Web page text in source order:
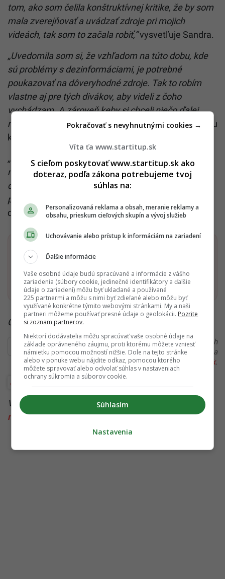
tom, ako som čelila konštruktívnej kritike, že by som
mala zverejňovať a uvádzať zdroje pri mojich
videách, tak som to začala robiť,“vysvetľuje Sandra.
„Uvedomila som si, že vzhľadom na túto dobu, kde
sú problémy s dezinformáciami, je potrebné
poukazovať na dôveryhodné zdroje. Tak to robím
vlastne aj pre tých divákov, aby videli z čoho
vychádzam. A zároveň keby si chceli niečo ďalej
naštudovať, tak vedia kde,“ dopĺňa. Detailnejšie sa ku
kauze vyjadrila v našom dávnejšom
„Pri každom mojom videu sa už teraz v popise
nachádza link na Google dokument, kde je základná
citácia, aj keď to nie je na YouTube obvyklé. Ale
pristúpila som k tomu tak, takže som sa poučila,“
dodala na záver.
Dostaň Startitup do svojich Google odporúčaní
Pridať ako preferovaný zdroj
Startitup, odkaz sa otvorí v
Čítaj viac z kategórie:
Ďakujeme, že čítaš Startitup. V prípade, že máš postreh
alebo si našiel v článku chybu, napíš nám na
redakcia@startitup.sk.
Viac k téme: Dejepis inak
nízky plat,plat,učiteľstvo
Víta ťa www.startitup.sk
S cieľom poskytovať www.startitup.sk ako
doteraz, podľa zákona potrebujeme tvoj
súhlas na:
Personalizovaná reklama a obsah, meranie reklamy a
obsahu, prieskum cieľových skupín a vývoj služieb
Uchovávanie alebo prístup k informáciám na zariadení
Ďalšie informácie
Vaše osobné údaje budú spracúvané a informácie z vášho
zariadenia (súbory cookie, jedinečné identifikátory a ďalšie
údaje o zariadení) môžu byť ukladané a používané
225 partnermi a môžu s nimi byť zdieľané alebo môžu byť
využívané konkrétne týmito webovými stránkami. My a naši
partneri môžeme používať presné údaje o geolokácii. Pozrite
si zoznam partnerov.
Niektorí dodávatelia môžu spracúvať vaše osobné údaje na
základe oprávneného záujmu, proti ktorému môžete vzniesť
námietku pomocou možností nižšie. Dole na tejto stránke
alebo v ponuke webu nájdite odkaz, pomocou ktorého
môžete spravovať alebo odvolať súhlas v nastaveniach
ochrany súkromia a súborov cookie.
Súhlasím
Pokračovať s nevyhnutnými cookies →
Nastavenia